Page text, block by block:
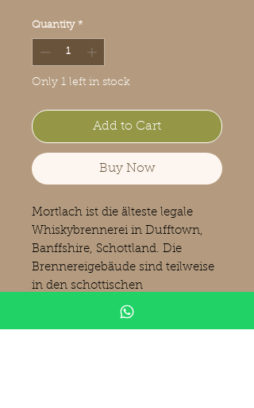
Quantity *
Only 1 left in stock
Add to Cart
Buy Now
Mortlach ist die älteste legale
Whiskybrennerei in Dufftown,
Banffshire, Schottland. Die
Brennereigebäude sind teilweise
in den schottischen
Denkmallisten. Gegründet wurde
die Brennerei 1823 durch James